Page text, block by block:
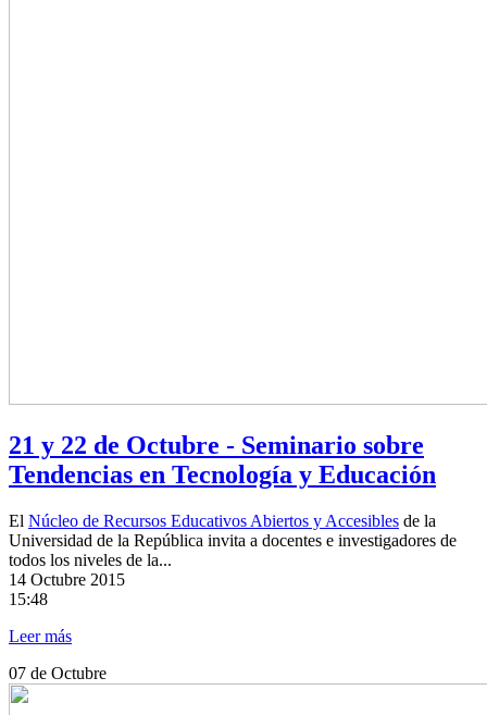
21 y 22 de Octubre - Seminario sobre
Tendencias en Tecnología y Educación
El Núcleo de Recursos Educativos Abiertos y Accesibles de la
Universidad de la República invita a docentes e investigadores de
todos los niveles de la...
14 Octubre 2015
15:48
Leer más
07 de Octubre